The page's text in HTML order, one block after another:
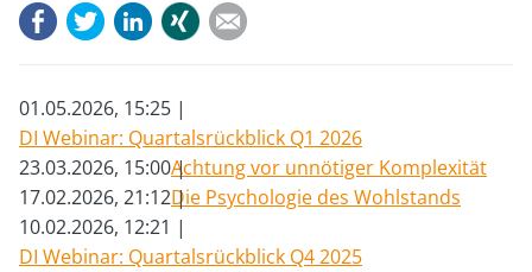
FacebookTwitterLinkedIn
Xing
01.05.2026, 15:25
DI Webinar: Quartalsrückblick Q1 2026
23.03.2026, 15:00Achtung vor unnötiger Komplexität
17.02.2026, 21:12Die Psychologie des Wohlstands
10.02.2026, 12:21
DI Webinar: Quartalsrückblick Q4 2025